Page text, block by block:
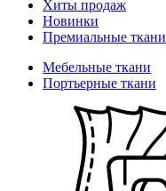
Хиты продаж
Новинки
Премиальные ткани
Мебельные ткани
Портьерные ткани